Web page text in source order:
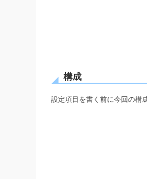
構成
設定項目を書く前に今回の構